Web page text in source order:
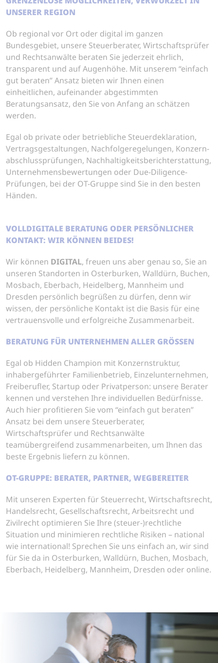
UNSERER REGION
Ob regional vor Ort oder digital im ganzen
Bundesgebiet, unsere Steuerberater, Wirtschaftsprüfer
und Rechtsanwälte beraten Sie jederzeit ehrlich,
transparent und auf Augenhöhe. Mit unserem “einfach
gut beraten” Ansatz bieten wir Ihnen einen
einheitlichen, aufeinander abgestimmten
Beratungsansatz, den Sie von Anfang an schätzen
werden.
Egal ob private oder betriebliche Steuerdeklaration,
Vertragsgestaltungen, Nachfolgeregelungen, Konzern­
abschlussprüfungen, Nachhaltigkeits­berichterstattung,
Unternehmens­bewertungen oder Due-Diligence-
Prüfungen, bei der OT-Gruppe sind Sie in den besten
Händen.
VOLLDIGITALE BERATUNG ODER PERSÖNLICHER
KONTAKT: WIR KÖNNEN BEIDES!
Wir können DIGITAL, freuen uns aber genau so, Sie an
unseren Standorten in Osterburken, Walldürn, Buchen,
Mosbach, Eberbach, Heidelberg, Mannheim und
Dresden persönlich begrüßen zu dürfen, denn wir
wissen, der persönliche Kontakt ist die Basis für eine
vertrauensvolle und erfolgreiche Zusammenarbeit.
BERATUNG FÜR UNTERNEHMEN ALLER GRÖSSEN
Egal ob Hidden Champion mit Konzern­struktur,
inhabergeführter Familienbetrieb, Einzelunternehmen,
Freiberufler, Startup oder Privatperson: unsere Berater
kennen und verstehen Ihre individuellen Bedürfnisse.
Auch hier profitieren Sie vom “einfach gut beraten”
Ansatz bei dem unsere Steuerberater,
Wirtschaftsprüfer und Rechtsanwälte
teamübergreifend zusammenarbeiten, um Ihnen das
beste Ergebnis liefern zu können.
OT-GRUPPE: BERATER, PARTNER, WEGBEREITER
Mit unseren Experten für Steuerrecht, Wirtschaftsrecht,
Handelsrecht, Gesellschaftsrecht, Arbeitsrecht und
Zivilrecht optimieren Sie Ihre (steuer-)rechtliche
Situation und minimieren rechtliche Risiken – national
wie international! Sprechen Sie uns einfach an, wir sind
für Sie da in Osterburken, Walldürn, Buchen, Mosbach,
Eberbach, Heidelberg, Mannheim, Dresden oder online.